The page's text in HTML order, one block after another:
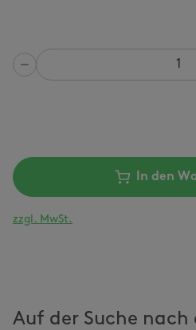
Anzahl
In den
zzgl. MwSt.
Auf der Suche nach